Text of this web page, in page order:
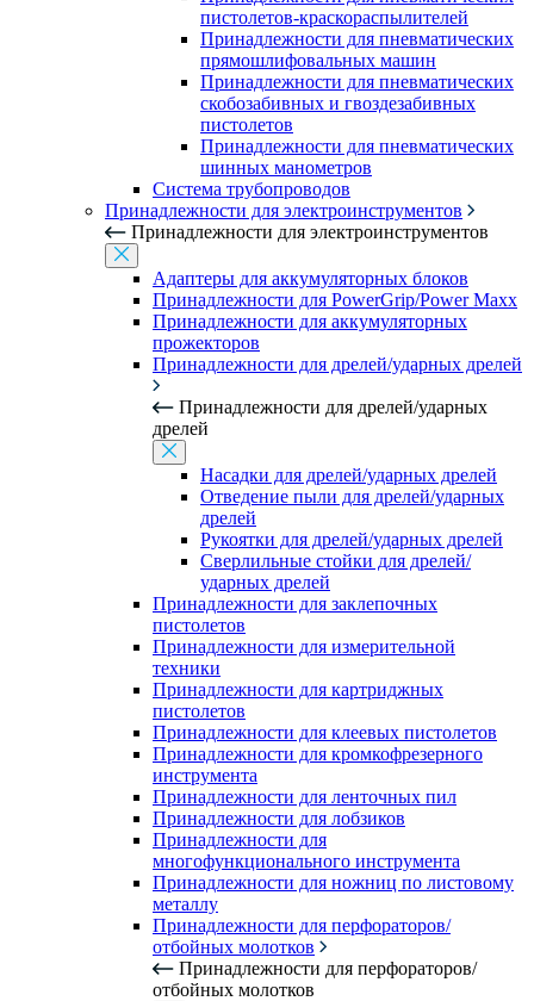
пистолетов-краскораспылителей
Принадлежности для пневматических
прямошлифовальных машин
Принадлежности для пневматических
скобозабивных и гвоздезабивных
пистолетов
Принадлежности для пневматических
шинных манометров
Система трубопроводов
Принадлежности для электроинструментов
Принадлежности для электроинструментов
Адаптеры для аккумуляторных блоков
Принадлежности для PowerGrip/Power Maxx
Принадлежности для аккумуляторных
прожекторов
Принадлежности для дрелей/ударных дрелей
Принадлежности для дрелей/ударных
дрелей
Насадки для дрелей/ударных дрелей
Отведение пыли для дрелей/ударных
дрелей
Рукоятки для дрелей/ударных дрелей
Сверлильные стойки для дрелей/
ударных дрелей
Принадлежности для заклепочных
пистолетов
Принадлежности для измерительной
техники
Принадлежности для картриджных
пистолетов
Принадлежности для клеевых пистолетов
Принадлежности для кромкофрезерного
инструмента
Принадлежности для ленточных пил
Принадлежности для лобзиков
Принадлежности для
многофункционального инструмента
Принадлежности для ножниц по листовому
металлу
Принадлежности для перфораторов/
отбойных молотков
Принадлежности для перфораторов/
отбойных молотков